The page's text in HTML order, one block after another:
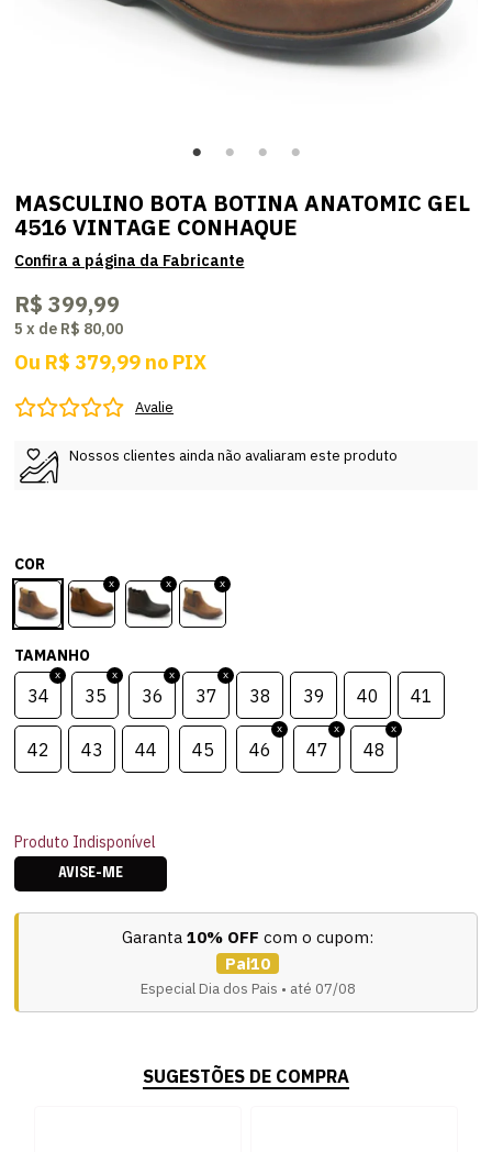
MASCULINO BOTA BOTINA ANATOMIC GEL
4516 VINTAGE CONHAQUE
R$ 399,99
5 x de R$ 80,00
Ou R$ 379,99 no PIX
Avalie
Nossos clientes ainda não avaliaram este produto
COR
TAMANHO
34 35 36 37 38 39 40 41
42 43 44 45 46 47 48
Produto Indisponível
AVISE-ME
Garanta 10% OFF com o cupom:
Pai10
Especial Dia dos Pais • até 07/08
SUGESTÕES DE COMPRA